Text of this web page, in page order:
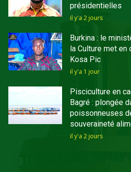
présidentielles
il y'a 2 jours
Burkina : le
la Culture met en
Kosa Pic
il y'a 1 jour
Pisciculture en
Bagré : plongée
poissonneuses
souveraineté
il y'a 2 jours